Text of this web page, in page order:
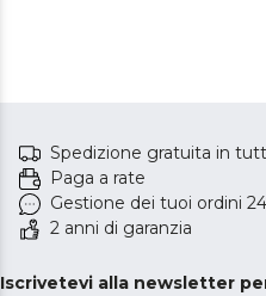
Spedizione gratuita in
Paga a rate
Gestione dei tuoi ordini
2 anni di garanzia
Iscrivetevi alla newsletter